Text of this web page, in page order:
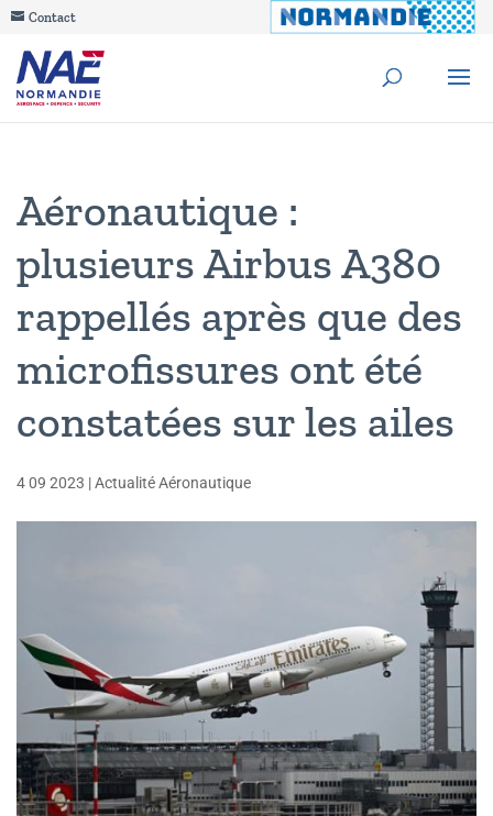
Contact
Aéronautique :
plusieurs Airbus A380
rappellés après que des
microfissures ont été
constatées sur les ailes
4 09 2023 |Actualité Aéronautique